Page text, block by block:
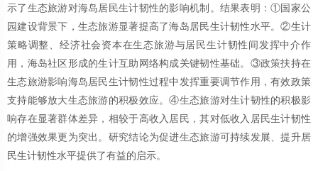
示了生态旅游对海岛居民生计韧性的影响机制。结果表明：①国家公
园建设背景下，生态旅游显著提高了海岛居民生计韧性水平。②生计
策略调整、经济社会资本在生态旅游与居民生计韧性间发挥中介作
用，海岛社区形成的生计互助网络构成关键韧性基础。③政策扶持在
生态旅游影响海岛居民生计韧性过程中发挥重要调节作用，有效政策
支持能够放大生态旅游的积极效应。④生态旅游对生计韧性的积极影
响存在显著群体差异，相较于高收入居民，其对低收入居民生计韧性
的增强效果更为突出。研究结论为促进生态旅游可持续发展、提升居
民生计韧性水平提供了有益的启示。